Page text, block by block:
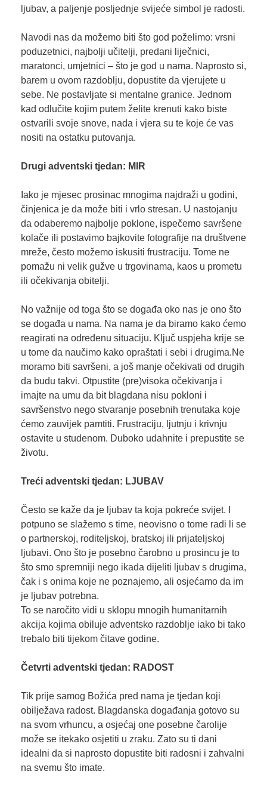
ljubav, a paljenje posljednje svijeće simbol je radosti.
Navodi nas da možemo biti što god poželimo: vrsni
poduzetnici, najbolji učitelji, predani liječnici,
maratonci, umjetnici – što je god u nama. Naprosto si,
barem u ovom razdoblju, dopustite da vjerujete u
sebe. Ne postavljate si mentalne granice. Jednom
kad odlučite kojim putem želite krenuti kako biste
ostvarili svoje snove, nada i vjera su te koje će vas
nositi na ostatku putovanja.
Drugi adventski tjedan: MIR
Iako je mjesec prosinac mnogima najdraži u godini,
činjenica je da može biti i vrlo stresan. U nastojanju
da odaberemo najbolje poklone, ispečemo savršene
kolače ili postavimo bajkovite fotografije na društvene
mreže, često možemo iskusiti frustraciju. Tome ne
pomažu ni velik gužve u trgovinama, kaos u prometu
ili očekivanja obitelji.
No važnije od toga što se događa oko nas je ono što
se događa u nama. Na nama je da biramo kako ćemo
reagirati na određenu situaciju. Ključ uspjeha krije se
u tome da naučimo kako opraštati i sebi i drugima.Ne
moramo biti savršeni, a još manje očekivati od drugih
da budu takvi. Otpustite (pre)visoka očekivanja i
imajte na umu da bit blagdana nisu pokloni i
savršenstvo nego stvaranje posebnih trenutaka koje
ćemo zauvijek pamtiti. Frustraciju, ljutnju i krivnju
ostavite u studenom. Duboko udahnite i prepustite se
životu.
Treći adventski tjedan: LJUBAV
Često se kaže da je ljubav ta koja pokreće svijet. I
potpuno se slažemo s time, neovisno o tome radi li se
o partnerskoj, roditeljskoj, bratskoj ili prijateljskoj
ljubavi. Ono što je posebno čarobno u prosincu je to
što smo spremniji nego ikada dijeliti ljubav s drugima,
čak i s onima koje ne poznajemo, ali osjećamo da im
je ljubav potrebna.
To se naročito vidi u sklopu mnogih humanitarnih
akcija kojima obiluje adventsko razdoblje iako bi tako
trebalo biti tijekom čitave godine.
Četvrti adventski tjedan: RADOST
Tik prije samog Božića pred nama je tjedan koji
obilježava radost. Blagdanska događanja gotovo su
na svom vrhuncu, a osjećaj one posebne čarolije
može se itekako osjetiti u zraku. Zato su ti dani
idealni da si naprosto dopustite biti radosni i zahvalni
na svemu što imate.